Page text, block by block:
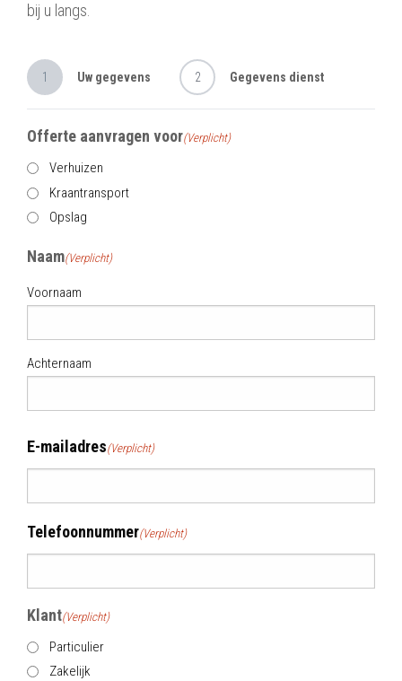
bij u langs.
1 Uw gegevens 2 Gegevens dienst
Offerte aanvragen voor(Verplicht)
Verhuizen
Kraantransport
Opslag
Naam(Verplicht)
Voornaam
Achternaam
E-mailadres(Verplicht)
Telefoonnummer(Verplicht)
Klant(Verplicht)
Particulier
Zakelijk